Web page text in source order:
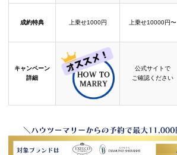
成約特典 上乗せ1000円 上乗せ10000円〜
キャンペーン
詳細
公式サイトで
ご確認ください